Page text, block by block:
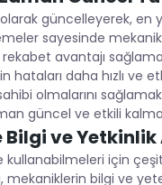
olarak güncelleyerek,
sayesinde
avantajı
hataları daha hızlı ve
olmalarını
güncel ve etkili
ve Yetkinlik
için
mekaniklerin bilgi ve